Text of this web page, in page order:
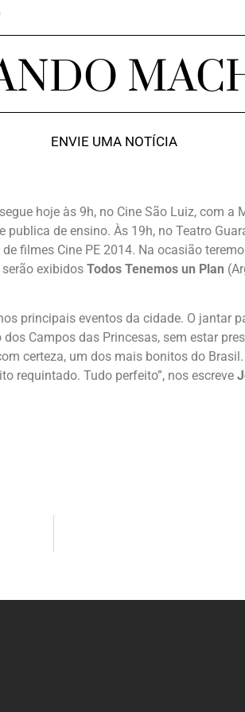
ENVIE UMA NOTÍCIA
hoje às 9h, no Cine São Luiz, com a
de ensino. Às 19h, no Teatro
filmes Cine PE 2014. Na ocasião
serão exibidos Todos Tenemos un Plan
principais eventos da cidade. O jantar
Campos das Princesas, sem estar
certeza, um dos mais bonitos do
requintado. Tudo perfeito”, nos escreve